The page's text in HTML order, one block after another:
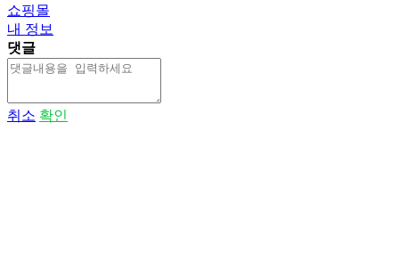
쇼핑몰
내 정보
댓글
취소 확인